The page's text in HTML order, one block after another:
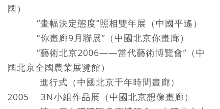
國）
“畫幅決定態度”照相雙年展（中國平遙）
“你畫廊9月聯展”（中國北京你畫廊）
“藝術北京2006——當代藝術博覽會”（中
國北京全國農業展覽館）
進行式（中國北京千年時間畫廊）
2005 3N小組作品展（中國北京想像畫廊）